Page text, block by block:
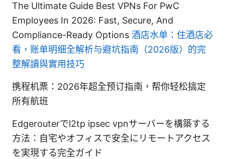
The Ultimate Guide Best VPNs For PwC
Employees In 2026: Fast, Secure, And
Compliance-Ready Options 酒店水单：住酒店必
看，账单明细全解析与避坑指南（2026版）的完
整解讀與實用技巧
携程机票：2026年超全预订指南，帮你轻松搞定
所有航班
Edgerouterでl2tp ipsec vpnサーバーを構築する
方法：自宅やオフィスで安全にリモートアクセス
を実現する完全ガイド